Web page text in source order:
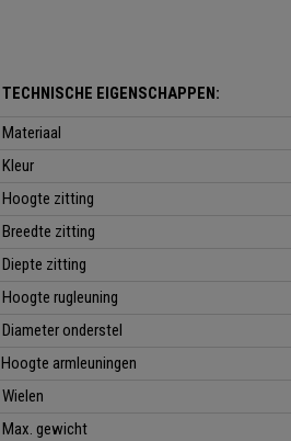
TECHNISCHE EIGENSCHAPPEN:
Materiaal
Kleur
Hoogte zitting
Breedte zitting
Diepte zitting
Hoogte rugleuning
Diameter onderstel
Hoogte armleuningen
Wielen
Max. gewicht